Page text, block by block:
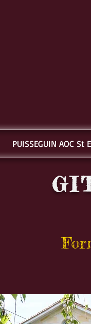
PUISSEGUIN AOC St